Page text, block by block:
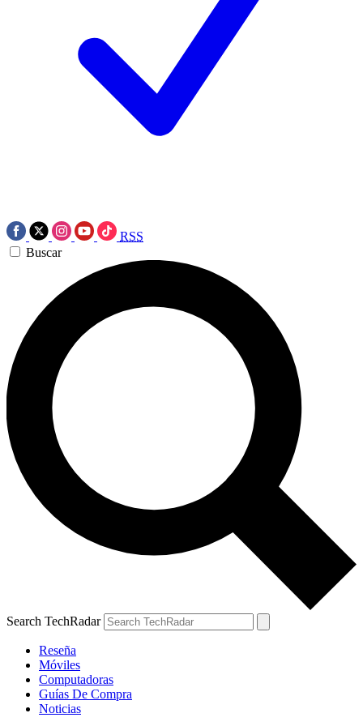
RSS
Buscar
Search TechRadar
Reseña
Móviles
Computadoras
Guías De Compra
Noticias